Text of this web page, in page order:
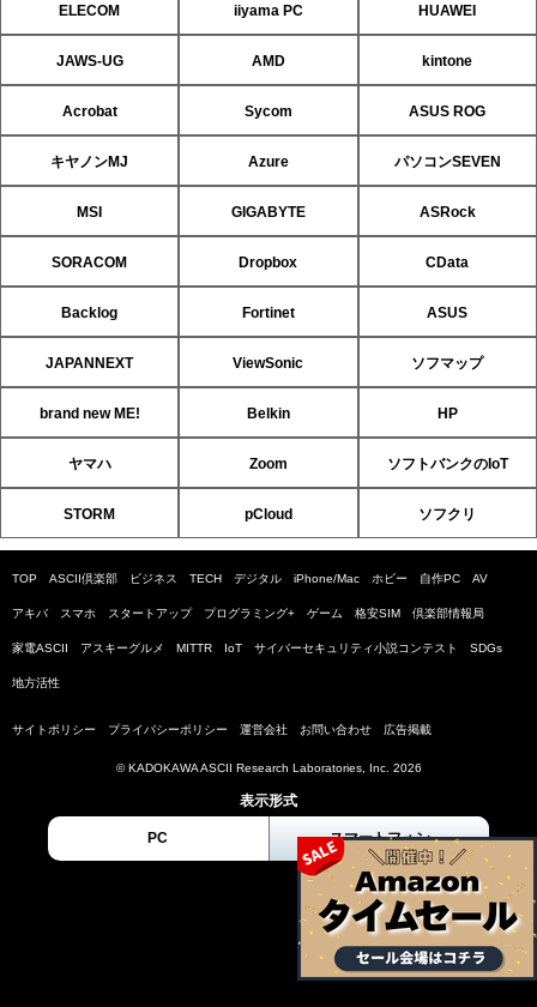
ELECOM iiyama PC HUAWEI
JAWS-UG AMD kintone
Acrobat Sycom ASUS ROG
キヤノンMJ Azure パソコンSEVEN
MSI GIGABYTE ASRock
SORACOM Dropbox CData
Backlog Fortinet ASUS
JAPANNEXT ViewSonic ソフマップ
brand new ME! Belkin HP
ヤマハ Zoom ソフトバンクのIoT
STORM pCloud ソフクリ
TOP ASCII倶楽部 ビジネス TECH デジタル iPhone/Mac ホビー 自作PC AV
アキバ スマホ スタートアップ プログラミング+ ゲーム 格安SIM 倶楽部情報局
家電ASCII アスキーグルメ MITTR IoT サイバーセキュリティ小説コンテスト SDGs
地方活性
サイトポリシー プライバシーポリシー 運営会社 お問い合わせ 広告掲載
© KADOKAWA ASCII Research Laboratories, Inc. 2026
表示形式
PC スマートフォン